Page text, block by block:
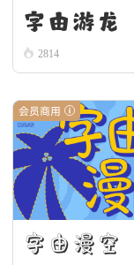
字由游龙
2814
会员商用
字由漫空